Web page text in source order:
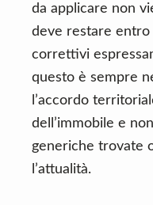
da applicare non
deve restare entro
correttivi
questo è sempre
l’accordo
dell’immobile e
generiche trovate
l’attualità.